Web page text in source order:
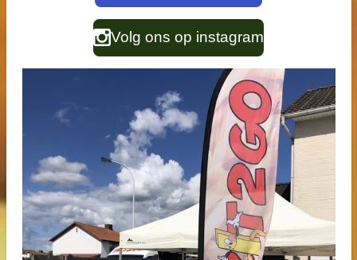
Volg ons op instagram